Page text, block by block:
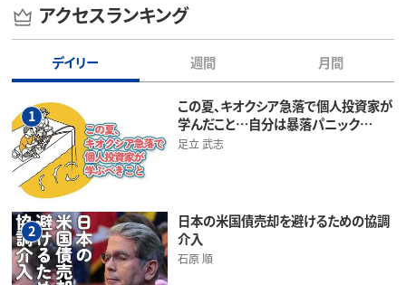
アクセスランキング
デイリー 週間 月間
1
この夏、キオクシア急落で個人投資家が
学んだこと…自分は暴落パニック…
足立 武志
2
日本の米国債売却を避けるための協調
介入
石原 順